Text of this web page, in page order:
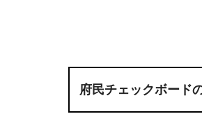
府民チェックボード